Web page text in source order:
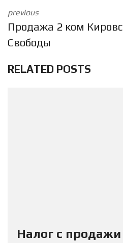
previous
Продажа 2 ком
Свободы
RELATED POSTS
Налог с